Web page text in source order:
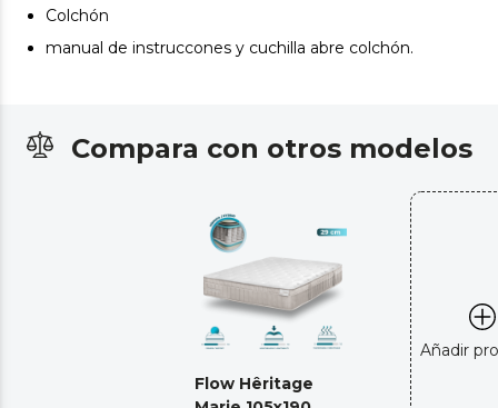
Colchón
manual de instruccones y cuchilla abre colchón.
Compara con otros modelos
Flow Hêritage
Añadir